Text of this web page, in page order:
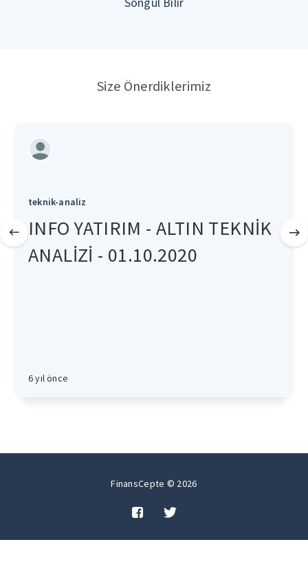
Size Önerdiklerimiz
teknik-analiz
INFO YATIRIM - ALTIN TEKNİK
ANALİZİ - 01.10.2020
6 yıl önce
FinansCepte © 2026